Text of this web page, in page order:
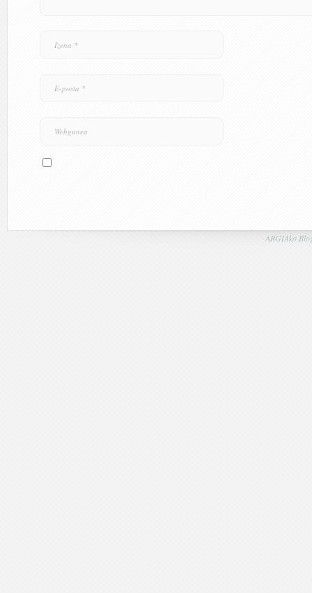
ARGIAko